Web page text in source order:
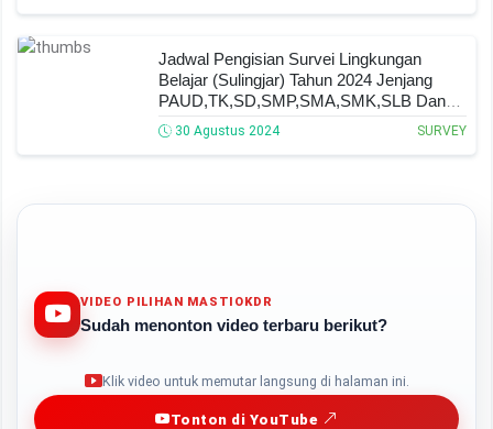
Jadwal Pengisian Survei Lingkungan
Belajar (Sulingjar) Tahun 2024 Jenjang
PAUD,TK,SD,SMP,SMA,SMK,SLB Dan
PKBM
30 Agustus 2024 SURVEY
VIDEO PILIHAN MASTIOKDR
Sudah menonton video terbaru berikut?
Klik video untuk memutar langsung di halaman ini.
Tonton di YouTube